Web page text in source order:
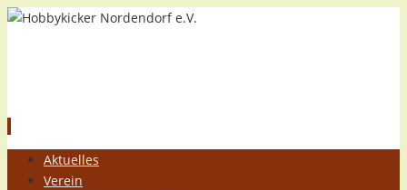
Zum
Inhalt
Aktuelles
Verein